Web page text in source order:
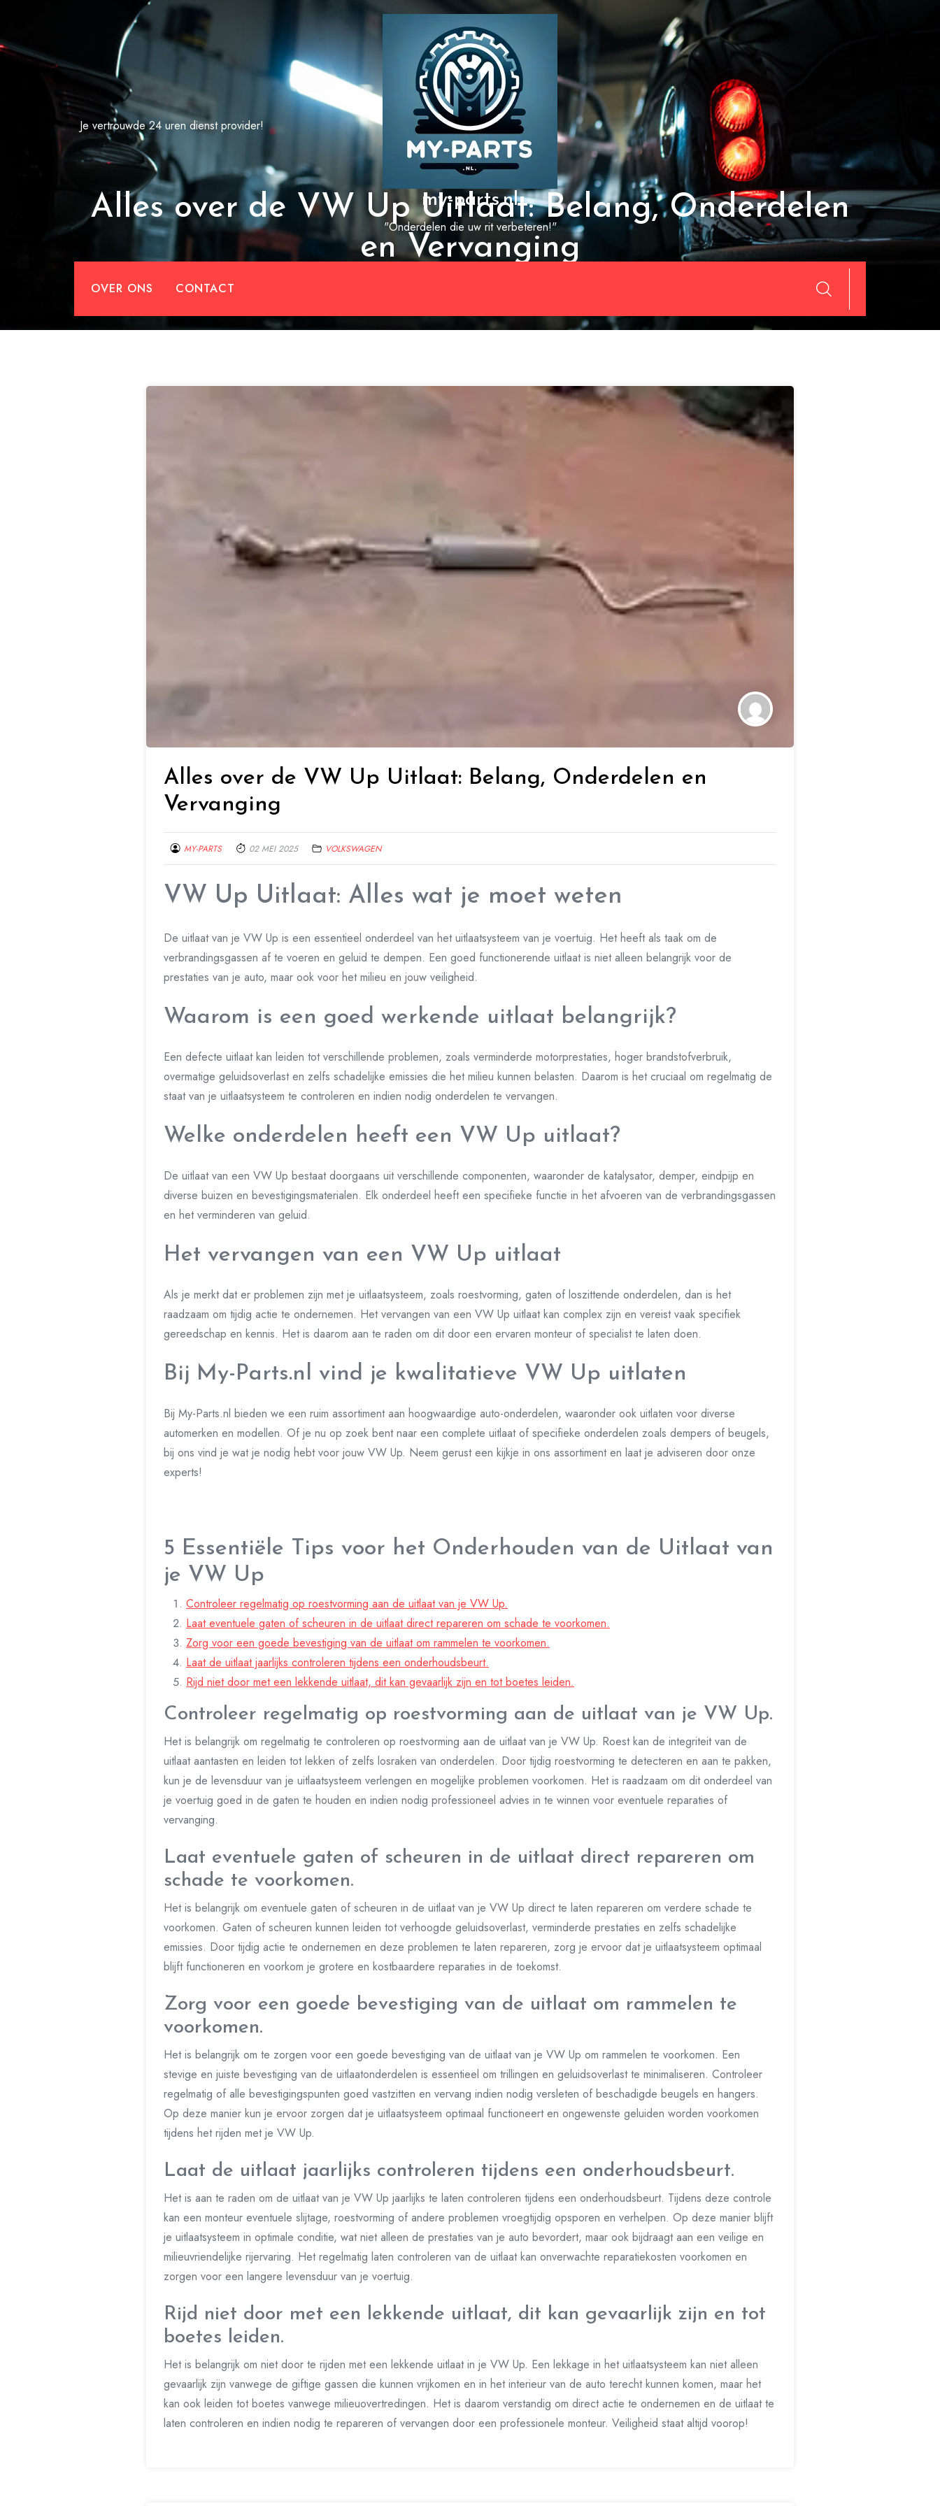
de
Je vertrouwde 24 uren dienst provider!
my-parts.nl
"Onderdelen die uw rit verbeteren!"
OVER ONS CONTACT
Alles over de VW Up Uitlaat: Belang, Onderdelen
en Vervanging
Alles over de VW Up Uitlaat: Belang, Onderdelen en
Vervanging
MY-PARTS 02 MEI 2025 VOLKSWAGEN
VW Up Uitlaat: Alles wat je moet weten
De uitlaat van je VW Up is een essentieel onderdeel van het uitlaatsysteem van je voertuig. Het heeft als taak om de
verbrandingsgassen af te voeren en geluid te dempen. Een goed functionerende uitlaat is niet alleen belangrijk voor de
prestaties van je auto, maar ook voor het milieu en jouw veiligheid.
Waarom is een goed werkende uitlaat belangrijk?
Een defecte uitlaat kan leiden tot verschillende problemen, zoals verminderde motorprestaties, hoger brandstofverbruik,
overmatige geluidsoverlast en zelfs schadelijke emissies die het milieu kunnen belasten. Daarom is het cruciaal om regelmatig de
staat van je uitlaatsysteem te controleren en indien nodig onderdelen te vervangen.
Welke onderdelen heeft een VW Up uitlaat?
De uitlaat van een VW Up bestaat doorgaans uit verschillende componenten, waaronder de katalysator, demper, eindpijp en
diverse buizen en bevestigingsmaterialen. Elk onderdeel heeft een specifieke functie in het afvoeren van de verbrandingsgassen
en het verminderen van geluid.
Het vervangen van een VW Up uitlaat
Als je merkt dat er problemen zijn met je uitlaatsysteem, zoals roestvorming, gaten of loszittende onderdelen, dan is het
raadzaam om tijdig actie te ondernemen. Het vervangen van een VW Up uitlaat kan complex zijn en vereist vaak specifiek
gereedschap en kennis. Het is daarom aan te raden om dit door een ervaren monteur of specialist te laten doen.
Bij My-Parts.nl vind je kwalitatieve VW Up uitlaten
Bij My-Parts.nl bieden we een ruim assortiment aan hoogwaardige auto-onderdelen, waaronder ook uitlaten voor diverse
automerken en modellen. Of je nu op zoek bent naar een complete uitlaat of specifieke onderdelen zoals dempers of beugels,
bij ons vind je wat je nodig hebt voor jouw VW Up. Neem gerust een kijkje in ons assortiment en laat je adviseren door onze
experts!
5 Essentiële Tips voor het Onderhouden van de Uitlaat van
je VW Up
Controleer regelmatig op roestvorming aan de uitlaat van je VW Up.
Laat eventuele gaten of scheuren in de uitlaat direct repareren om schade te voorkomen.
Zorg voor een goede bevestiging van de uitlaat om rammelen te voorkomen.
Laat de uitlaat jaarlijks controleren tijdens een onderhoudsbeurt.
Rijd niet door met een lekkende uitlaat, dit kan gevaarlijk zijn en tot boetes leiden.
Controleer regelmatig op roestvorming aan de uitlaat van je VW Up.
Het is belangrijk om regelmatig te controleren op roestvorming aan de uitlaat van je VW Up. Roest kan de integriteit van de
uitlaat aantasten en leiden tot lekken of zelfs losraken van onderdelen. Door tijdig roestvorming te detecteren en aan te pakken,
kun je de levensduur van je uitlaatsysteem verlengen en mogelijke problemen voorkomen. Het is raadzaam om dit onderdeel van
je voertuig goed in de gaten te houden en indien nodig professioneel advies in te winnen voor eventuele reparaties of
vervanging.
Laat eventuele gaten of scheuren in de uitlaat direct repareren om
schade te voorkomen.
Het is belangrijk om eventuele gaten of scheuren in de uitlaat van je VW Up direct te laten repareren om verdere schade te
voorkomen. Gaten of scheuren kunnen leiden tot verhoogde geluidsoverlast, verminderde prestaties en zelfs schadelijke
emissies. Door tijdig actie te ondernemen en deze problemen te laten repareren, zorg je ervoor dat je uitlaatsysteem optimaal
blijft functioneren en voorkom je grotere en kostbaardere reparaties in de toekomst.
Zorg voor een goede bevestiging van de uitlaat om rammelen te
voorkomen.
Het is belangrijk om te zorgen voor een goede bevestiging van de uitlaat van je VW Up om rammelen te voorkomen. Een
stevige en juiste bevestiging van de uitlaatonderdelen is essentieel om trillingen en geluidsoverlast te minimaliseren. Controleer
regelmatig of alle bevestigingspunten goed vastzitten en vervang indien nodig versleten of beschadigde beugels en hangers.
Op deze manier kun je ervoor zorgen dat je uitlaatsysteem optimaal functioneert en ongewenste geluiden worden voorkomen
tijdens het rijden met je VW Up.
Laat de uitlaat jaarlijks controleren tijdens een onderhoudsbeurt.
Het is aan te raden om de uitlaat van je VW Up jaarlijks te laten controleren tijdens een onderhoudsbeurt. Tijdens deze controle
kan een monteur eventuele slijtage, roestvorming of andere problemen vroegtijdig opsporen en verhelpen. Op deze manier blijft
je uitlaatsysteem in optimale conditie, wat niet alleen de prestaties van je auto bevordert, maar ook bijdraagt aan een veilige en
milieuvriendelijke rijervaring. Het regelmatig laten controleren van de uitlaat kan onverwachte reparatiekosten voorkomen en
zorgen voor een langere levensduur van je voertuig.
Rijd niet door met een lekkende uitlaat, dit kan gevaarlijk zijn en tot
boetes leiden.
Het is belangrijk om niet door te rijden met een lekkende uitlaat in je VW Up. Een lekkage in het uitlaatsysteem kan niet alleen
gevaarlijk zijn vanwege de giftige gassen die kunnen vrijkomen en in het interieur van de auto terecht kunnen komen, maar het
kan ook leiden tot boetes vanwege milieuovertredingen. Het is daarom verstandig om direct actie te ondernemen en de uitlaat te
laten controleren en indien nodig te repareren of vervangen door een professionele monteur. Veiligheid staat altijd voorop!